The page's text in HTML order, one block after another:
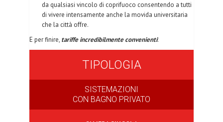
da qualsiasi vincolo di coprifuoco consentendo a tutti
di vivere intensamente anche la movida universitaria
che la città offre.
E per finire, tariffe incredibilmente convenienti:
TIPOLOGIA
SISTEMAZIONI
CON BAGNO PRIVATO